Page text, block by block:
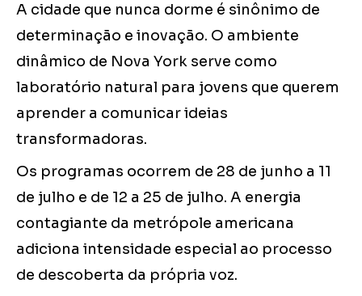
A cidade que nunca dorme é sinônimo de
determinação e inovação. O ambiente
dinâmico de Nova York serve como
laboratório natural para jovens que querem
aprender a comunicar ideias
transformadoras.
Os programas ocorrem de 28 de junho a 11
de julho e de 12 a 25 de julho. A energia
contagiante da metrópole americana
adiciona intensidade especial ao processo
de descoberta da própria voz.